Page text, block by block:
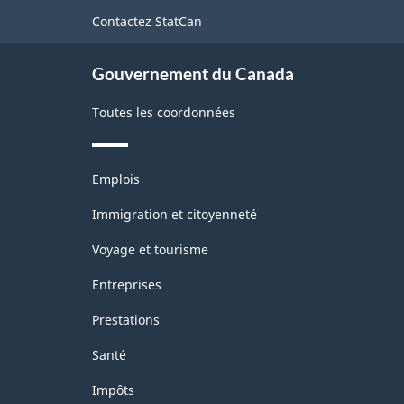
Contactez StatCan
Gouvernement du Canada
Toutes les coordonnées
Thèmes
sujets
Emplois
Immigration et citoyenneté
Voyage et tourisme
Entreprises
Prestations
Santé
Impôts